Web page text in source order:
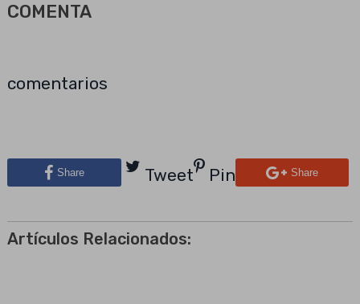
COMENTA
comentarios
Share Tweet Pin Share
Artículos Relacionados: